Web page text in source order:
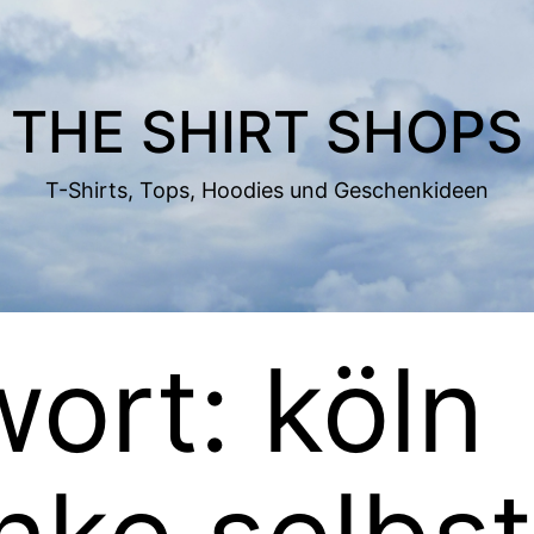
THE SHIRT SHOPS
T-Shirts, Tops, Hoodies und Geschenkideen
köln